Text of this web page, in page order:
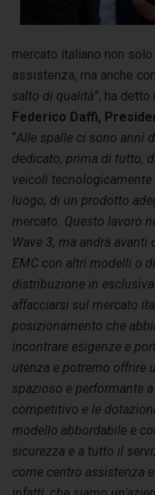
mercato italiano non
assistenza, ma anche
salto di qualità”, ha
Federico Daffi,
“Alle spalle ci sono anni
dedicato, prima di tutto,
veicoli tecnologicamente
luogo, di un prodotto
mercato. Questo lavoro
Wave 3, ma andrà avanti
EMC con altri modelli o
distribuzione in
affacciarsi sul mercato
posizionamento che
incontrare esigenze e
utenza e potremo offrire
spazioso e performante
competitivo e le
modello abbordabile e
sicurezza e a tutto il
come centro assistenza